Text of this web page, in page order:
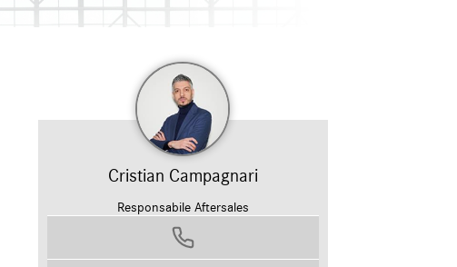
Cristian Campagnari
Responsabile Aftersales
0458799311